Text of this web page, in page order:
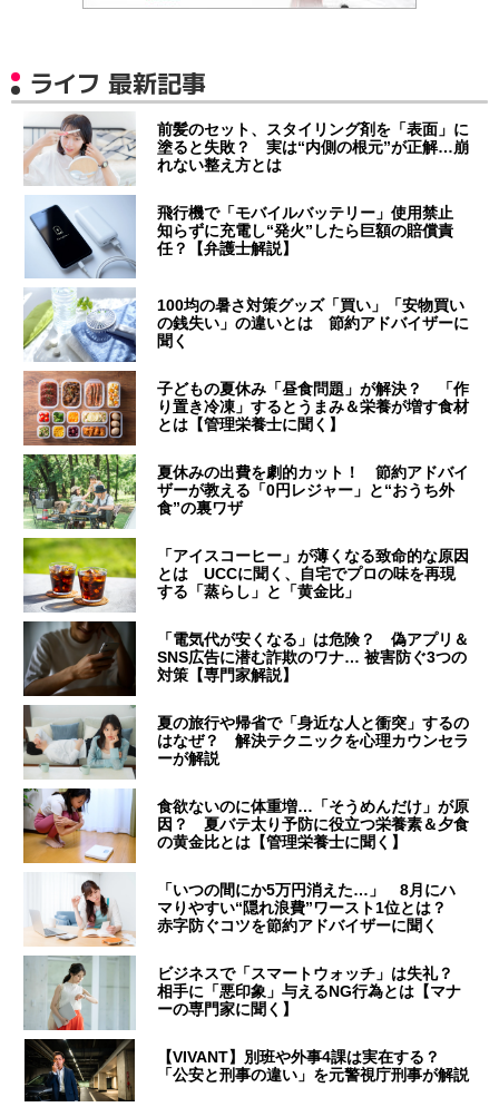
ライフ 最新記事
前髪のセット、スタイリング剤を「表面」に
塗ると失敗？ 実は“内側の根元”が正解…崩
れない整え方とは
飛行機で「モバイルバッテリー」使用禁止
知らずに充電し“発火”したら巨額の賠償責
任？【弁護士解説】
100均の暑さ対策グッズ「買い」「安物買い
の銭失い」の違いとは 節約アドバイザーに
聞く
子どもの夏休み「昼食問題」が解決？ 「作
り置き冷凍」するとうまみ＆栄養が増す食材
とは【管理栄養士に聞く】
夏休みの出費を劇的カット！ 節約アドバイ
ザーが教える「0円レジャー」と“おうち外
食”の裏ワザ
「アイスコーヒー」が薄くなる致命的な原因
とは UCCに聞く、自宅でプロの味を再現
する「蒸らし」と「黄金比」
「電気代が安くなる」は危険？ 偽アプリ＆
SNS広告に潜む詐欺のワナ… 被害防ぐ3つの
対策【専門家解説】
夏の旅行や帰省で「身近な人と衝突」するの
はなぜ？ 解決テクニックを心理カウンセラ
ーが解説
食欲ないのに体重増…「そうめんだけ」が原
因？ 夏バテ太り予防に役立つ栄養素＆夕食
の黄金比とは【管理栄養士に聞く】
「いつの間にか5万円消えた…」 8月にハ
マりやすい“隠れ浪費”ワースト1位とは？
赤字防ぐコツを節約アドバイザーに聞く
ビジネスで「スマートウォッチ」は失礼？
相手に「悪印象」与えるNG行為とは【マナ
ーの専門家に聞く】
【VIVANT】別班や外事4課は実在する？
「公安と刑事の違い」を元警視庁刑事が解説